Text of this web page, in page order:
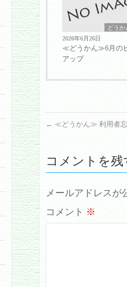
どうか
2026年6月26日
≪どうかん≫6月の
アップ
← ≪どうかん≫ 利用者
コメントを残
メールアドレスが
コメント ※